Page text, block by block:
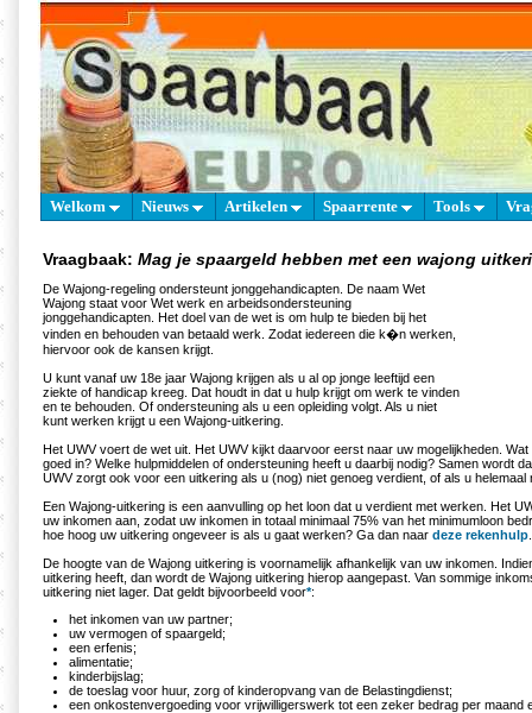
Welkom Nieuws Artikelen Spaarrente Tools
Vraagbaak: Mag je spaargeld hebben met een wajong
De Wajong-regeling ondersteunt jonggehandicapten. De naam Wet
Wajong staat voor Wet werk en arbeidsondersteuning
jonggehandicapten. Het doel van de wet is om hulp te bieden bij het
vinden en behouden van betaald werk. Zodat iedereen die k�n werken,
hiervoor ook de kansen krijgt.
U kunt vanaf uw 18e jaar Wajong krijgen als u al op jonge leeftijd een
ziekte of handicap kreeg. Dat houdt in dat u hulp krijgt om werk te vinden
en te behouden. Of ondersteuning als u een opleiding volgt. Als u niet
kunt werken krijgt u een Wajong-uitkering.
Het UWV voert de wet uit. Het UWV kijkt daarvoor eerst naar uw mogelijkheden.
goed in? Welke hulpmiddelen of ondersteuning heeft u daarbij nodig? Samen wordt
UWV zorgt ook voor een uitkering als u (nog) niet genoeg verdient, of als u helemaal
Een Wajong-uitkering is een aanvulling op het loon dat u verdient met werken. Het
uw inkomen aan, zodat uw inkomen in totaal minimaal 75% van het minimumloon
hoe hoog uw uitkering ongeveer is als u gaat werken? Ga dan naar deze rekenhulp
De hoogte van de Wajong uitkering is voornamelijk afhankelijk van uw inkomen.
uitkering heeft, dan wordt de Wajong uitkering hierop aangepast. Van sommige
uitkering niet lager. Dat geldt bijvoorbeeld voor*:
het inkomen van uw partner;
uw vermogen of spaargeld;
een erfenis;
alimentatie;
kinderbijslag;
de toeslag voor huur, zorg of kinderopvang van de Belastingdienst;
een onkostenvergoeding voor vrijwilligerswerk tot een zeker bedrag per maand